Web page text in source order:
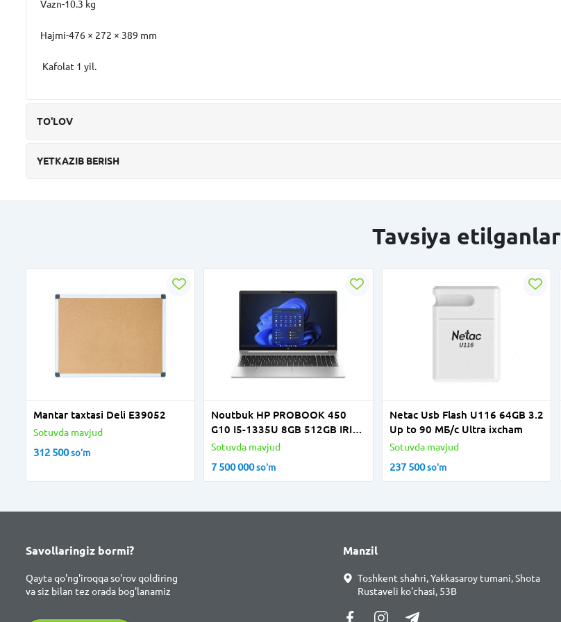
Vazn-10.3 kg
Hajmi-476 × 272 × 389 mm
Kafolat 1 yil.
TO'LOV
YETKAZIB BERISH
Tavsiya etilganlar
Mantar taxtasi Deli E39052
Sotuvda mavjud
312 500so'm
Noutbuk HP PROBOOK 450
G10 I5-1335U 8GB 512GB IRIS
XE 15,6 FHD IPS BACKLIT FPR
Sotuvda mavjud
7 500 000so'm
Netac Usb Flash U116 64GB 3.2
Up to 90 МБ/с Ultra ixcham
Sotuvda mavjud
237 500so'm
Savollaringiz bormi?
Qayta qo'ng'iroqqa so'rov qoldiring
va siz bilan tez orada bog'lanamiz
Manzil
Toshkent shahri, Yakkasaroy tumani, Shota
Rustaveli ko'chasi, 53B